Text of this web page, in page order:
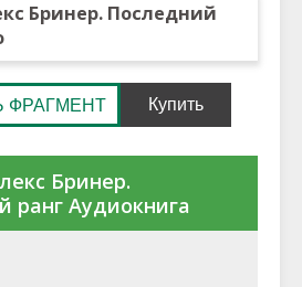
Бринер. Последний
Бринер.
ранг Аудиокнига